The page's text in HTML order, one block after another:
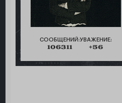
СООБЩЕНИЙ:
106311
УВАЖЕНИЕ:
+56